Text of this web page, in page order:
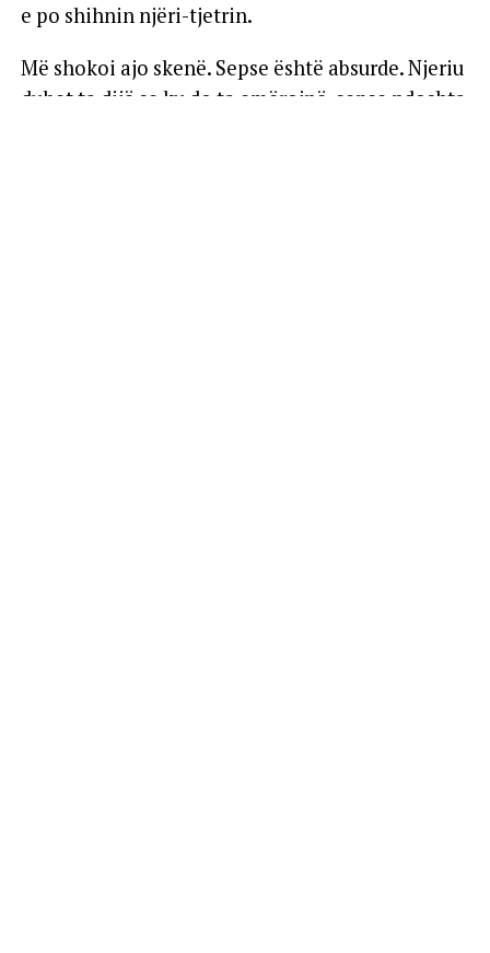
e po shihnin njëri-tjetrin.
Më shokoi ajo skenë. Sepse është absurde. Njeriu
duhet ta dijë se ku do ta emërojnë, sepse ndoshta